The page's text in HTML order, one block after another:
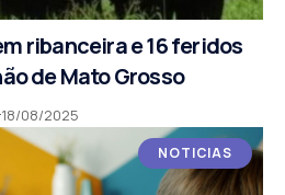
ribanceira e 16 feridos
de Mato Grosso
18/08/2025
NOTICIAS